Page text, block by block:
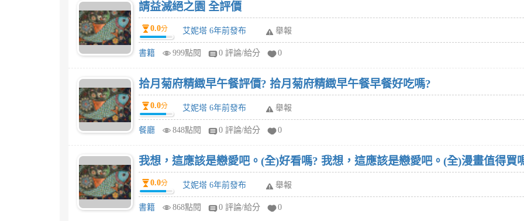
請益滅絕之園 全評價
0.0分 艾妮塔 6年前發布 舉報
書籍 999點閱 0 評論/給分 0
拾月菊府精緻早午餐評價? 拾月菊府精緻早午餐早餐好吃嗎?
0.0分 艾妮塔 6年前發布 舉報
餐廳 848點閱 0 評論/給分 0
我想，這應該是戀愛吧。(全)好看嗎? 我想，這應該是戀愛吧。(全)漫畫值得買
0.0分 艾妮塔 6年前發布 舉報
書籍 868點閱 0 評論/給分 0